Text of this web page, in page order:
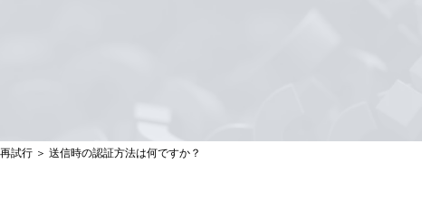
試行 ＞ 送信時の認証方法は何ですか？